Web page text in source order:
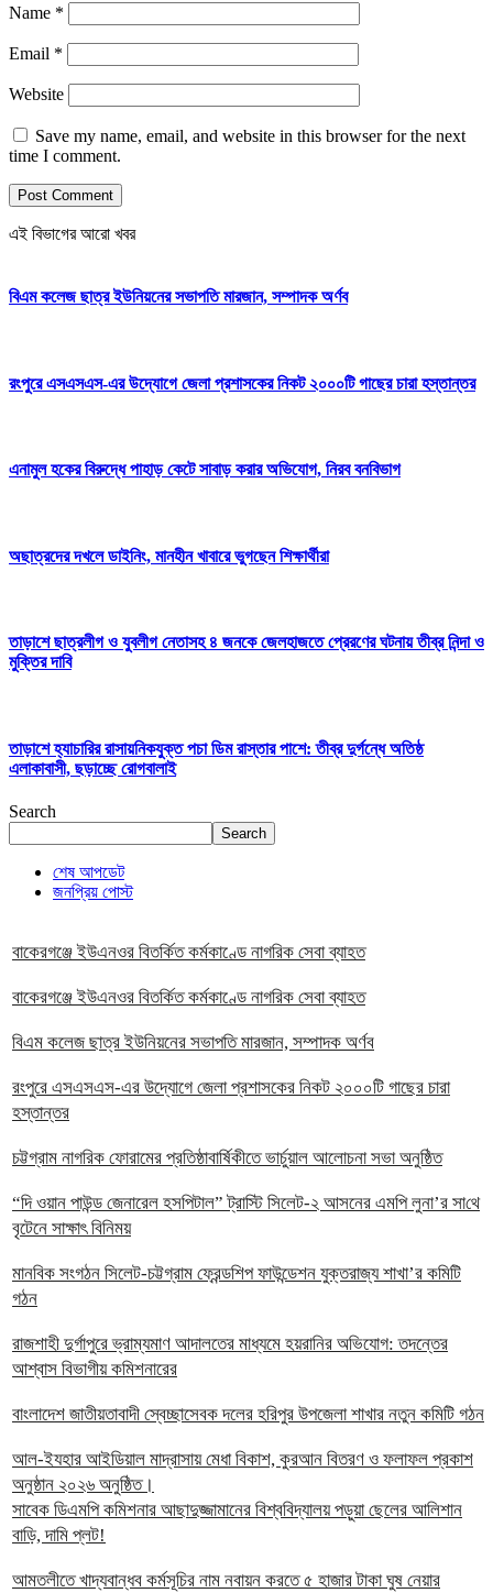
Name *
Email *
Website
Save my name, email, and website in this browser for the next
time I comment.
এই বিভাগের আরো খবর
বিএম কলেজ ছাত্র ইউনিয়নের সভাপতি মারজান, সম্পাদক অর্ণব
রংপুরে এসএসএস-এর উদ্যোগে জেলা প্রশাসকের নিকট ২০০০টি গাছের চারা হস্তান্তর
এনামুল হকের বিরুদ্ধে পাহাড় কেটে সাবাড় করার অভিযোগ, নিরব বনবিভাগ
অছাত্রদের দখলে ডাইনিং, মানহীন খাবারে ভুগছেন শিক্ষার্থীরা
তাড়াশে ছাত্রলীগ ও যুবলীগ নেতাসহ ৪ জনকে জেলহাজতে প্রেরণের ঘটনায় তীব্র নিন্দা ও
মুক্তির দাবি
তাড়াশে হ্যাচারির রাসায়নিকযুক্ত পচা ডিম রাস্তার পাশে: তীব্র দুর্গন্ধে অতিষ্ঠ
এলাকাবাসী, ছড়াচ্ছে রোগবালাই
Search
Search
শেষ আপডেট
জনপ্রিয় পোস্ট
বাকেরগঞ্জে ইউএনওর বিতর্কিত কর্মকাণ্ডে নাগরিক সেবা ব্যাহত
বাকেরগঞ্জে ইউএনওর বিতর্কিত কর্মকাণ্ডে নাগরিক সেবা ব্যাহত
বিএম কলেজ ছাত্র ইউনিয়নের সভাপতি মারজান, সম্পাদক অর্ণব
রংপুরে এসএসএস-এর উদ্যোগে জেলা প্রশাসকের নিকট ২০০০টি গাছের চারা
হস্তান্তর
চট্টগ্রাম নাগরিক ফোরামের প্রতিষ্ঠাবার্ষিকীতে ভার্চুয়াল আলোচনা সভা অনুষ্ঠিত
“দি ওয়ান পাউন্ড জেনারেল হসপিটাল” ট্রাস্টি সিলেট-২ আসনের এমপি লুনা’র সা‌থে
বৃটেনে সাক্ষাৎ বিনিময়
মানবিক সংগঠন সিলেট-চট্টগ্রাম ফ্রেন্ডশিপ ফাউন্ডেশন যুক্তরাজ্য শাখা’র কমিটি
গঠন
রাজশাহী দুর্গাপুরে ভ্রাম্যমাণ আদালতের মাধ্যমে হয়রানির অভিযোগ: তদন্তের
আশ্বাস বিভাগীয় কমিশনারের
বাংলাদেশ জাতীয়তাবাদী স্বেচ্ছাসেবক দলের হরিপুর উপজেলা শাখার নতুন কমিটি গঠন
আল-ইযহার আইডিয়াল মাদ্রাসায় মেধা বিকাশ, কুরআন বিতরণ ও ফলাফল প্রকাশ
অনুষ্ঠান ২০২৬ অনুষ্ঠিত।
সাবেক ডিএমপি কমিশনার আছাদুজ্জামানের বিশ্ববিদ্যালয় পড়ুয়া ছেলের আলিশান
বাড়ি, দামি প্লট!
আমতলীতে খাদ্যবান্ধব কর্মসূচির নাম নবায়ন করতে ৫ হাজার টাকা ঘুষ নেয়ার